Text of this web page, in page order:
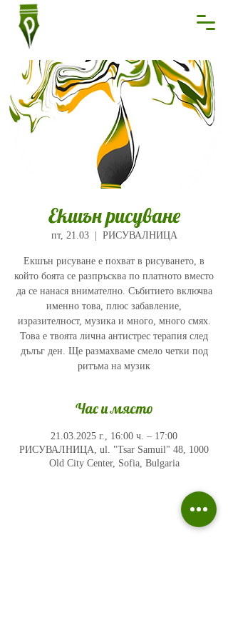
Екшън рисуване
пт, 21.03
  |
РИСУВАЛНИЦА
Екшън рисуване е похват в рисуването, в
който боята се разпръсква по платното вместо
да се нанася внимателно. Събитието включва
именно това, плюс забавление,
изразителност, музика и много, много смях.
Това е твоята лична антистрес терапия след
дълъг ден. Ще размахваме смело четки под
ритъма на музик
Час и място
21.03.2025 г., 16:00 ч. – 17:00
РИСУВАЛНИЦА, ul. "Tsar Samuil" 48, 1000
Old City Center, Sofia, Bulgaria